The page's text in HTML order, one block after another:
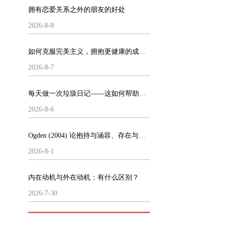
拥有恋爱关系之外的朋友的好处
2026-8-8
如何克服完美主义，拥抱更健康的成就方式
2026-8-7
每天做一次垃圾日记——这如何帮助了我的心理健康
2026-8-6
Ogden (2004) 论抱持与涵容、存在与做梦
2026-8-1
内在动机与外在动机：有什么区别？
2026-7-30